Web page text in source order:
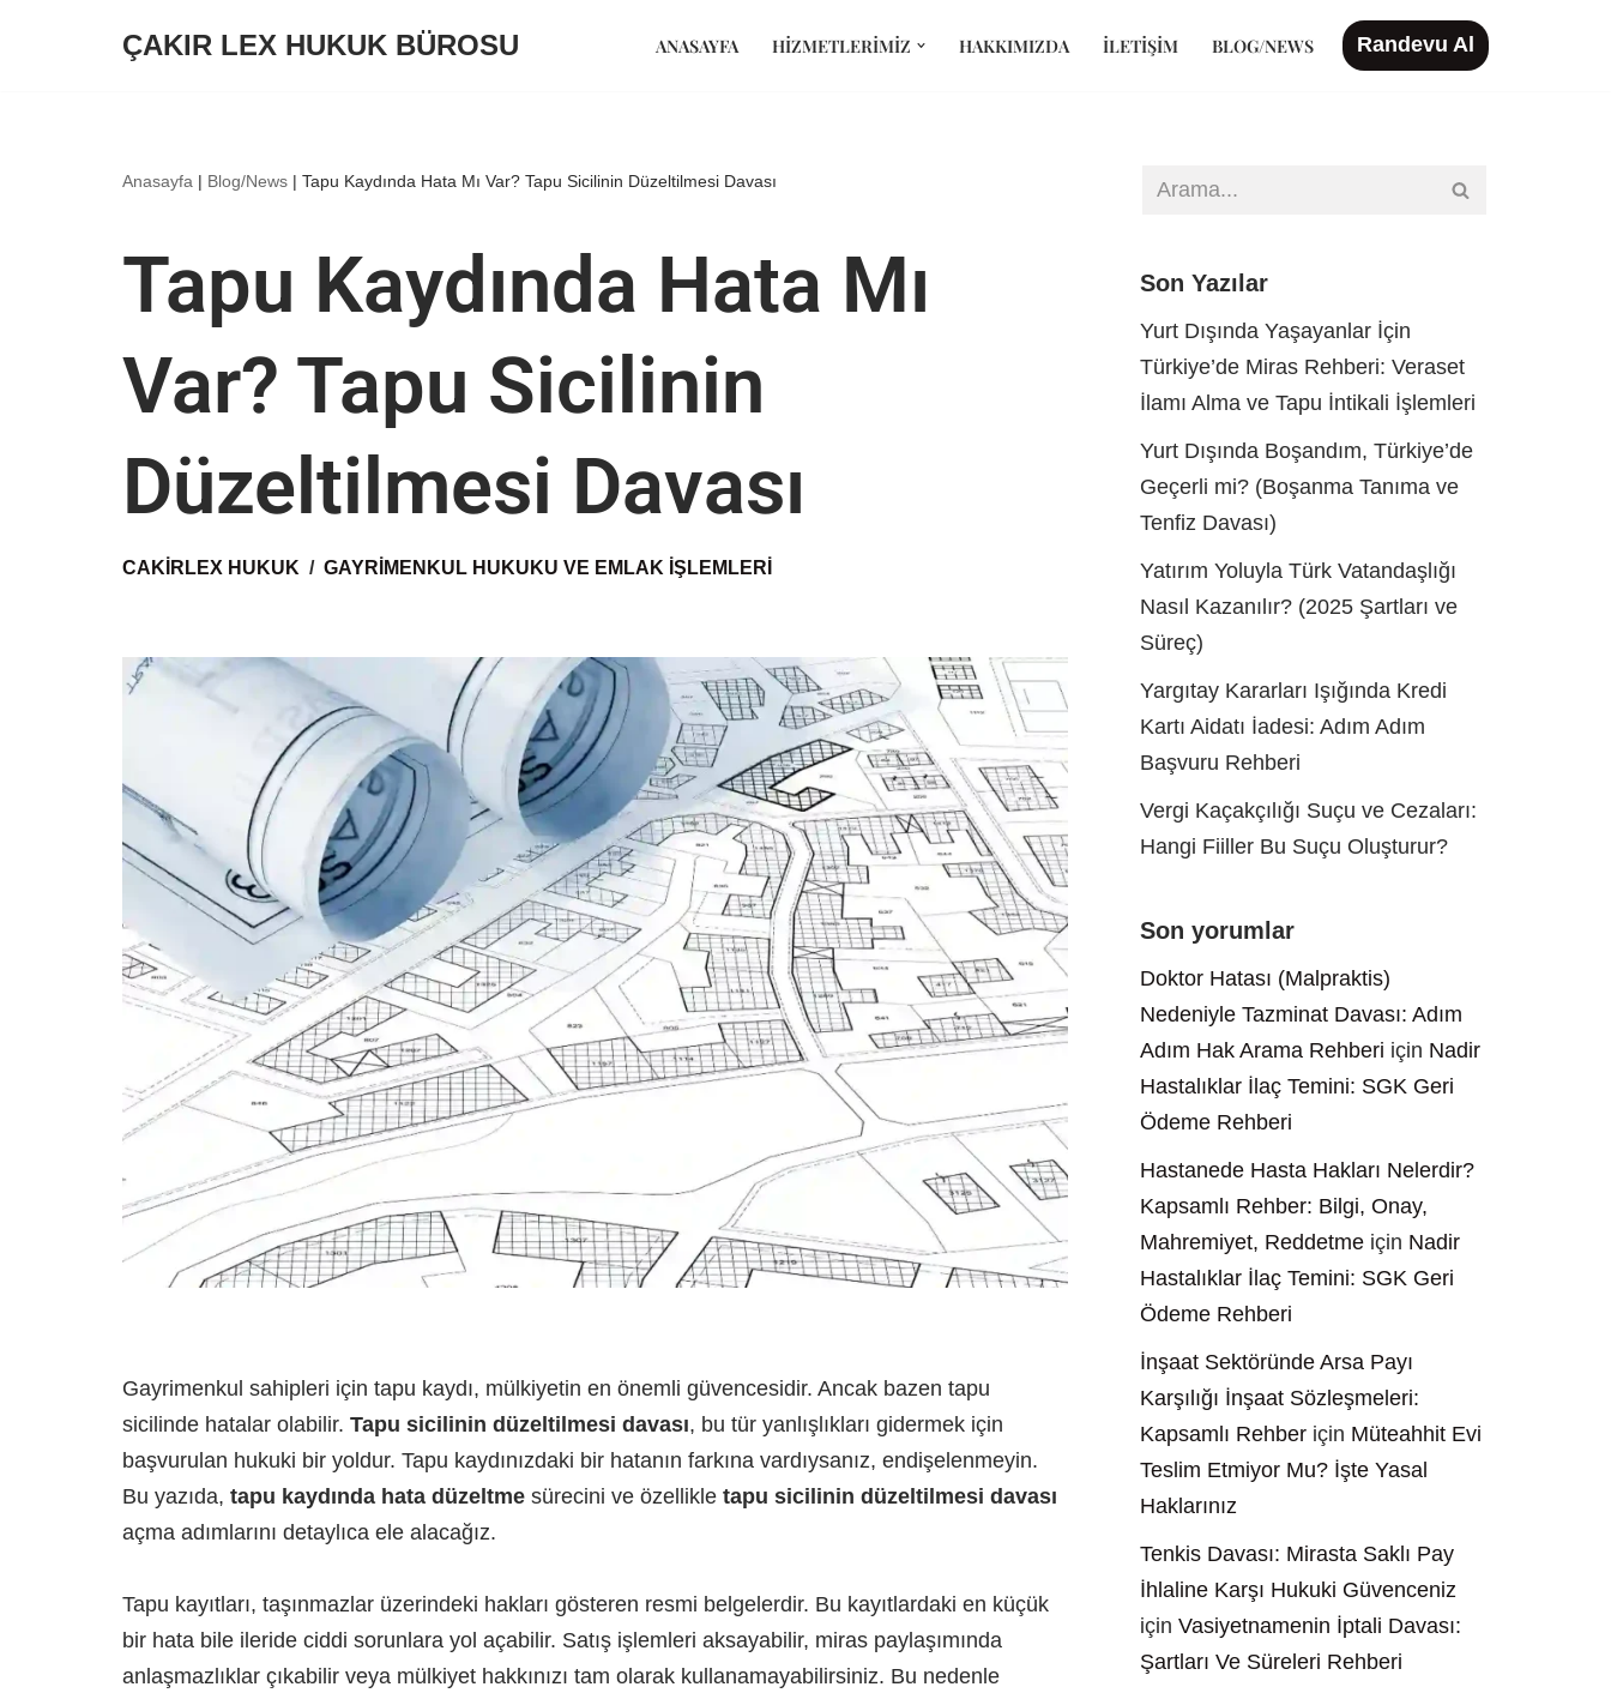
ÇAKIR LEX HUKUK BÜROSU ANASAYFA HIZMETLERIMIZ HAKKIMIZDA İLETIŞIM BLOG/NEWS Randevu Al
Anasayfa | Blog/News | Tapu Kaydında Hata Mı Var? Tapu Sicilinin Düzeltilmesi Davası
Tapu Kaydında Hata Mı
Var? Tapu Sicilinin
Düzeltilmesi Davası
CAKIRLEX HUKUK GAYRIMENKUL HUKUKU VE EMLAK İŞLEMLERI
Gayrimenkul sahipleri için tapu kaydı, mülkiyetin en önemli güvencesidir. Ancak bazen tapu
sicilinde hatalar olabilir. Tapu sicilinin düzeltilmesi davası, bu tür yanlışlıkları gidermek için
başvurulan hukuki bir yoldur. Tapu kaydınızdaki bir hatanın farkına vardıysanız, endişelenmeyin.
Bu yazıda, tapu kaydında hata düzeltme sürecini ve özellikle tapu sicilinin düzeltilmesi davası
açma adımlarını detaylıca ele alacağız.
Tapu kayıtları, taşınmazlar üzerindeki hakları gösteren resmi belgelerdir. Bu kayıtlardaki en küçük
bir hata bile ileride ciddi sorunlara yol açabilir. Satış işlemleri aksayabilir, miras paylaşımında
anlaşmazlıklar çıkabilir veya mülkiyet hakkınızı tam olarak kullanamayabilirsiniz. Bu nedenle
Son Yazılar
Yurt Dışında Yaşayanlar İçin
Türkiye’de Miras Rehberi: Veraset
İlamı Alma ve Tapu İntikali İşlemleri
Yurt Dışında Boşandım, Türkiye’de
Geçerli mi? (Boşanma Tanıma ve
Tenfiz Davası)
Yatırım Yoluyla Türk Vatandaşlığı
Nasıl Kazanılır? (2025 Şartları ve
Süreç)
Yargıtay Kararları Işığında Kredi
Kartı Aidatı İadesi: Adım Adım
Başvuru Rehberi
Vergi Kaçakçılığı Suçu ve Cezaları:
Hangi Fiiller Bu Suçu Oluşturur?
Son yorumlar
Doktor Hatası (Malpraktis)
Nedeniyle Tazminat Davası: Adım
Adım Hak Arama Rehberi için Nadir
Hastalıklar İlaç Temini: SGK Geri
Ödeme Rehberi
Hastanede Hasta Hakları Nelerdir?
Kapsamlı Rehber: Bilgi, Onay,
Mahremiyet, Reddetme için Nadir
Hastalıklar İlaç Temini: SGK Geri
Ödeme Rehberi
İnşaat Sektöründe Arsa Payı
Karşılığı İnşaat Sözleşmeleri:
Kapsamlı Rehber için Müteahhit Evi
Teslim Etmiyor Mu? İşte Yasal
Haklarınız
Tenkis Davası: Mirasta Saklı Pay
İhlaline Karşı Hukuki Güvenceniz
için Vasiyetnamenin İptali Davası:
Şartları Ve Süreleri Rehberi